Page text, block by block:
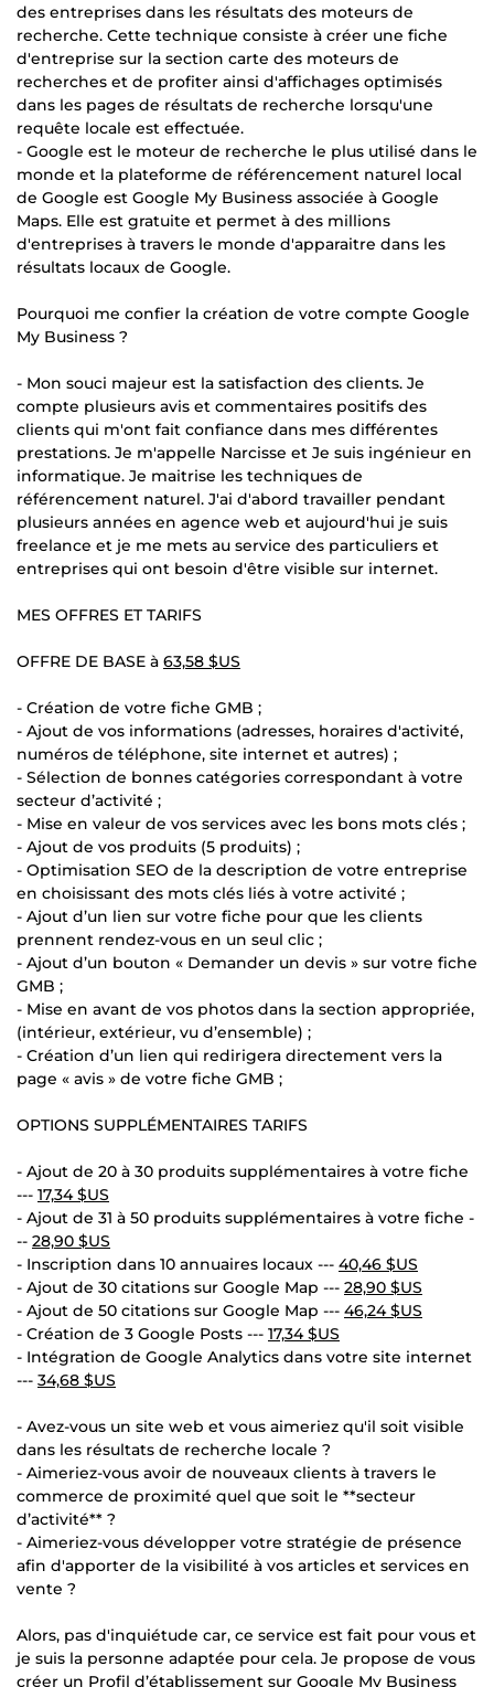
des entreprises dans les résultats des moteurs de
recherche. Cette technique consiste à créer une fiche
d'entreprise sur la section carte des moteurs de
recherches et de profiter ainsi d'affichages optimisés
dans les pages de résultats de recherche lorsqu'une
requête locale est effectuée.
- Google est le moteur de recherche le plus utilisé dans le
monde et la plateforme de référencement naturel local
de Google est Google My Business associée à Google
Maps. Elle est gratuite et permet à des millions
d'entreprises à travers le monde d'apparaitre dans les
résultats locaux de Google.
Pourquoi me confier la création de votre compte Google
My Business ?
- Mon souci majeur est la satisfaction des clients. Je
compte plusieurs avis et commentaires positifs des
clients qui m'ont fait confiance dans mes différentes
prestations. Je m'appelle Narcisse et Je suis ingénieur en
informatique. Je maitrise les techniques de
référencement naturel. J'ai d'abord travailler pendant
plusieurs années en agence web et aujourd'hui je suis
freelance et je me mets au service des particuliers et
entreprises qui ont besoin d'être visible sur internet.
MES OFFRES ET TARIFS
OFFRE DE BASE à 63,58 $US
- Création de votre fiche GMB ;
- Ajout de vos informations (adresses, horaires d'activité,
numéros de téléphone, site internet et autres) ;
- Sélection de bonnes catégories correspondant à votre
secteur d’activité ;
- Mise en valeur de vos services avec les bons mots clés ;
- Ajout de vos produits (5 produits) ;
- Optimisation SEO de la description de votre entreprise
en choisissant des mots clés liés à votre activité ;
- Ajout d’un lien sur votre fiche pour que les clients
prennent rendez-vous en un seul clic ;
- Ajout d’un bouton « Demander un devis » sur votre fiche
GMB ;
- Mise en avant de vos photos dans la section appropriée,
(intérieur, extérieur, vu d’ensemble) ;
- Création d’un lien qui redirigera directement vers la
page « avis » de votre fiche GMB ;
OPTIONS SUPPLÉMENTAIRES TARIFS
- Ajout de 20 à 30 produits supplémentaires à votre fiche
--- 17,34 $US
- Ajout de 31 à 50 produits supplémentaires à votre fiche -
-- 28,90 $US
- Inscription dans 10 annuaires locaux --- 40,46 $US
- Ajout de 30 citations sur Google Map --- 28,90 $US
- Ajout de 50 citations sur Google Map --- 46,24 $US
- Création de 3 Google Posts --- 17,34 $US
- Intégration de Google Analytics dans votre site internet
--- 34,68 $US
- Avez-vous un site web et vous aimeriez qu'il soit visible
dans les résultats de recherche locale ?
- Aimeriez-vous avoir de nouveaux clients à travers le
commerce de proximité quel que soit le **secteur
d’activité** ?
- Aimeriez-vous développer votre stratégie de présence
afin d'apporter de la visibilité à vos articles et services en
vente ?
Alors, pas d'inquiétude car, ce service est fait pour vous et
je suis la personne adaptée pour cela. Je propose de vous
créer un Profil d’établissement sur Google My Business